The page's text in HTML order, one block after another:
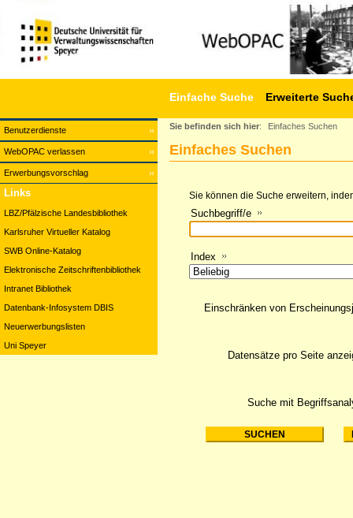
Benutzerdienste
WebOPAC verlassen
Erwerbungsvorschlag
Einfache Suche Erweiterte
Links
LBZ/Pfälzische Landesbibliothek
Karlsruher Virtueller Katalog
SWB Online-Katalog
Elektronische Zeitschriftenbibliothek
Intranet Bibliothek
Datenbank-Infosystem DBIS
Neuerwerbungslisten
Uni Speyer
Sie befinden sich hier: Einfaches Suchen
Einfaches Suchen
Sie können die Suche erweitern,
Suchbegriff/e
Index
Suche mit
Einschränken von
Datensätze pro Seite